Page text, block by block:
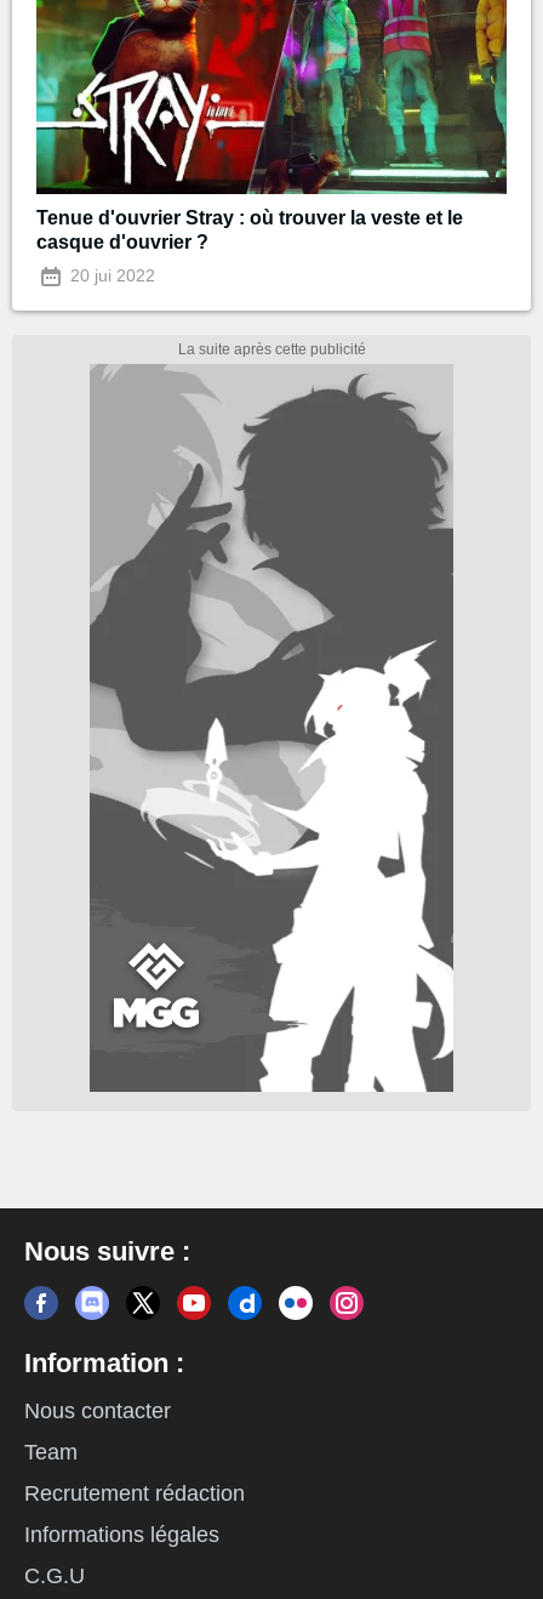
Tenue d'ouvrier Stray : où trouver la veste et le
casque d'ouvrier ?
20 jui 2022
Nous suivre :
Information :
Nous contacter
Team
Recrutement rédaction
Informations légales
C.G.U